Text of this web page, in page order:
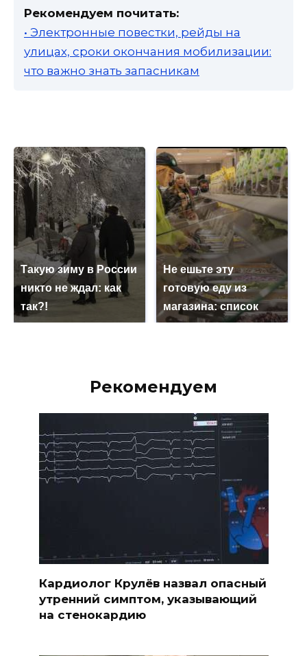
Рекомендуем почитать:
• Электронные повестки, рейды на
улицах, сроки окончания мобилизации:
что важно знать запасникам
Такую зиму в России
никто не ждал: как
так?!
Не ешьте эту
готовую еду из
магазина: список
Рекомендуем
Кардиолог Крулёв назвал опасный
утренний симптом, указывающий
на стенокардию